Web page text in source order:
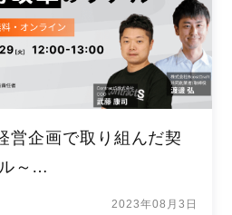
営企画で取り組んだ契
～…
2023年08月3日